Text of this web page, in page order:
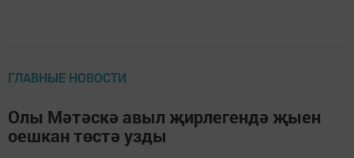
ГЛАВНЫЕ НОВОСТИ
Олы Мәтәскә авыл җирлегендә җыен
оешкан төстә узды